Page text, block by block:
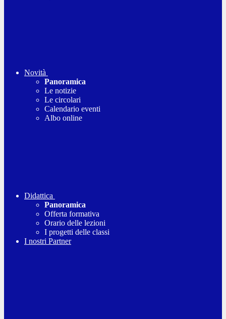
Novità
Panoramica
Le notizie
Le circolari
Calendario eventi
Albo online
Didattica
Panoramica
Offerta formativa
Orario delle lezioni
I progetti delle classi
I nostri Partner